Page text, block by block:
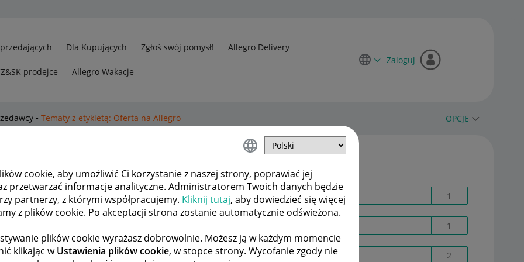
cookie, aby umożliwić Ci korzystanie z naszej strony, poprawiać jej
przetwarzać informacje analityczne. Administratorem Twoich danych będzie
partnerzy, z którymi współpracujemy. Kliknij tutaj, aby dowiedzieć się więcej
z plików cookie. Po akceptacji strona zostanie automatycznie odświeżona.
plików cookie wyrażasz dobrowolnie. Możesz ją w każdym momencie
klikając wUstawienia plików cookie, w stopce strony. Wycofanie zgody nie
Dla Kupujących Zgłoś swój pomysł! Allegro Delivery
prodejce Allegro Wakacje
Zaloguj
Tematy z etykietą: Oferta na Allegro OPCJE
9
ODPOWIEDZI
1686
WYŚWIETLEŃ
1 852
Etykiety
18561400398 1
1
Allegro ADS 2